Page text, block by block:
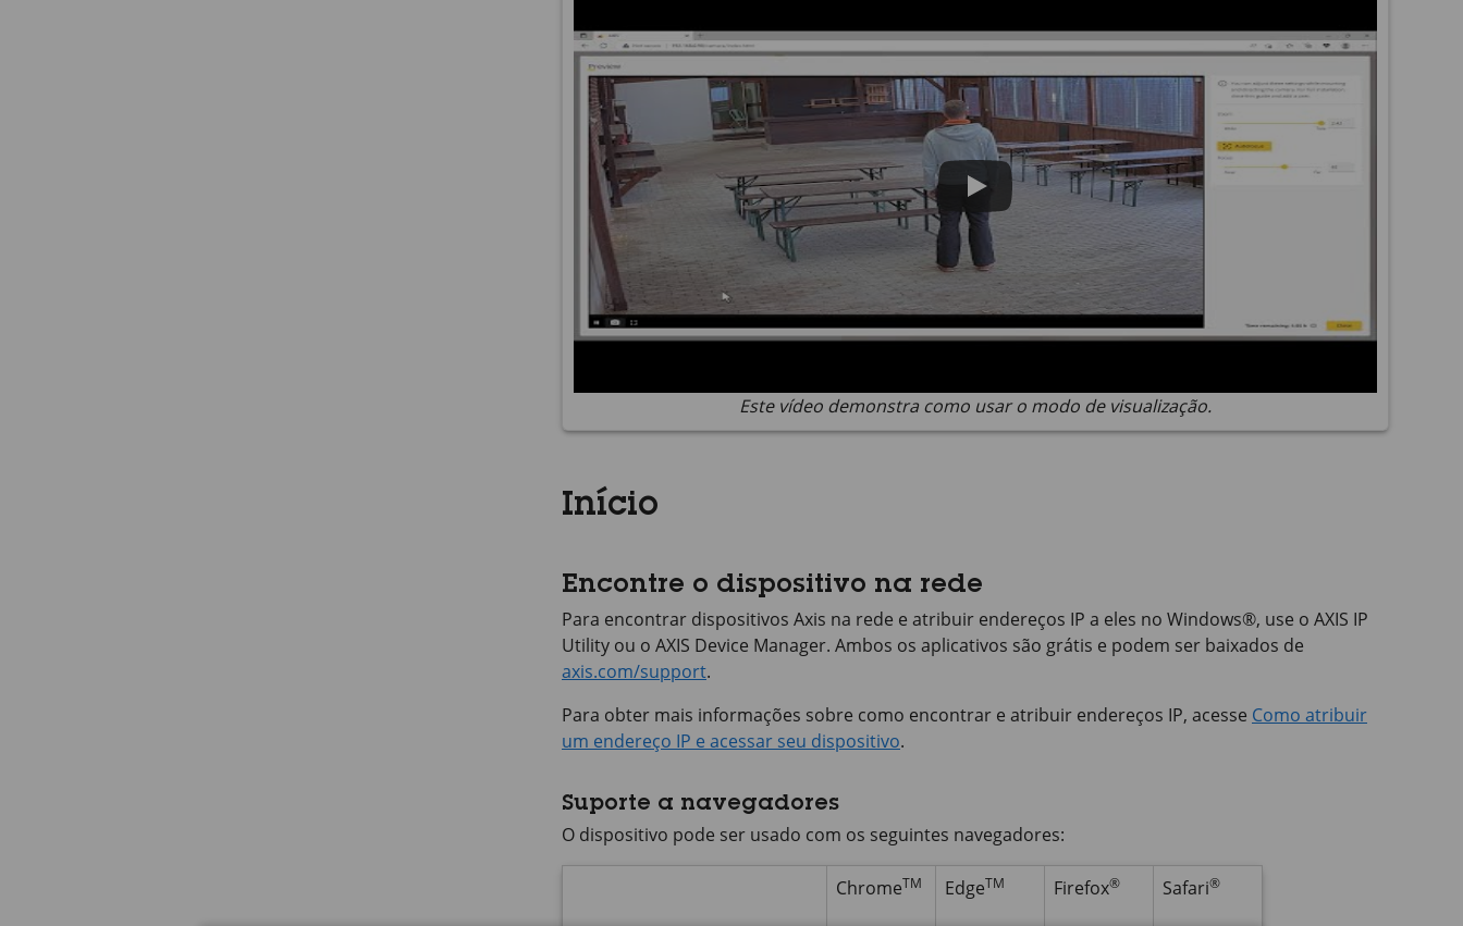
Este vídeo demonstra como usar o modo de visualização.
Início
Encontre o dispositivo na rede
Para encontrar dispositivos Axis na rede e atribuir endereços IP a eles no Windows®, use o AXIS IP
Utility ou o AXIS Device Manager. Ambos os aplicativos são grátis e podem ser baixados de
axis.com/support.
Para obter mais informações sobre como encontrar e atribuir endereços IP, acesse Como atribuir
um endereço IP e acessar seu dispositivo.
Suporte a navegadores
O dispositivo pode ser usado com os seguintes navegadores:
ChromeTM EdgeTM Firefox® Safari®